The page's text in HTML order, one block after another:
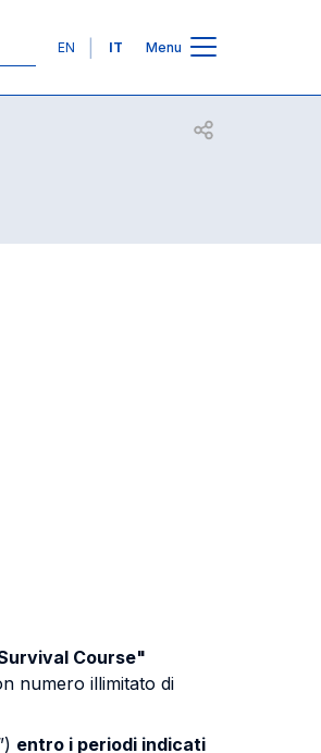
Lingue
EN IT Menu
Apri per
Course"
numero illimitato di
entro i periodi indicati